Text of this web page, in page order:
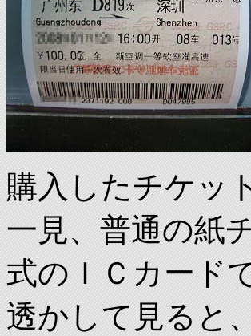
購入したチケッ
一見、普通の紙
式のＩＣカード
透かして見ると